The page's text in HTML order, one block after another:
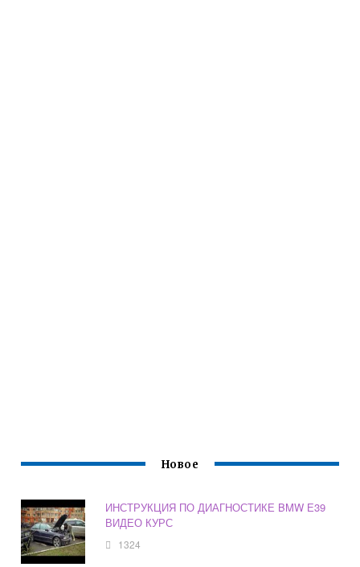
Новое
ИНСТРУКЦИЯ ПО ДИАГНОСТИКЕ BMW Е39
ВИДЕО КУРС
1324